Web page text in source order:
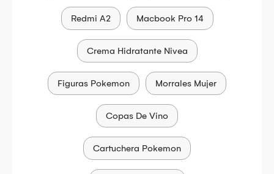
Redmi A2 Macbook Pro 14
Crema Hidratante Nivea
Figuras Pokemon Morrales Mujer
Copas De Vino
Cartuchera Pokemon